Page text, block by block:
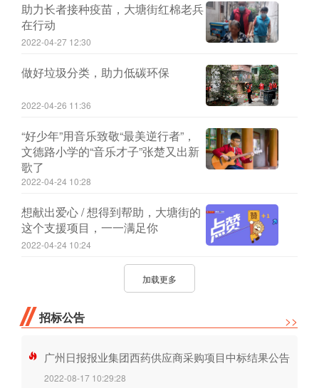
助力长者接种疫苗，大塘街红棉老兵
在行动
2022-04-27 12:30
做好垃圾分类，助力低碳环保
2022-04-26 11:36
“好少年”用音乐致敬“最美逆行者”，
文德路小学的“音乐才子”张楚又出新
歌了
2022-04-24 10:28
想献出爱心 / 想得到帮助，大塘街的
这个支援项目，一一满足你
2022-04-24 10:24
加载更多
招标公告 >>
广州日报报业集团西药供应商采购项目中标结果公告
2022-08-17 10:29:28